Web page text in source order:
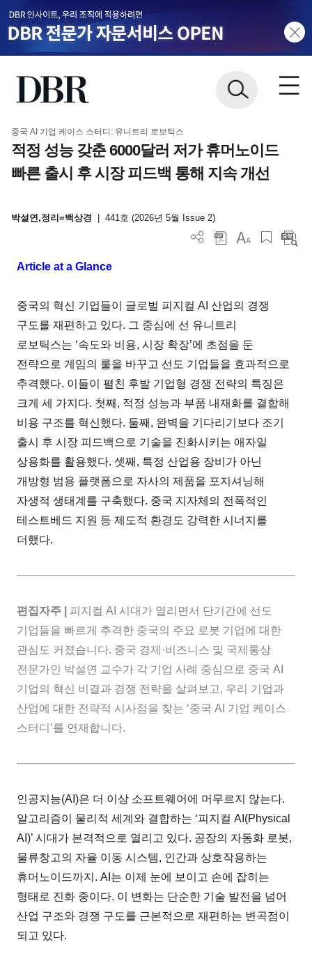
중국 AI 기업 케이스 스터디: 유니트리 로보틱스
적정 성능 갖춘 6000달러 저가 휴머노이드
빠른 출시 후 시장 피드백 통해 지속 개선
박설연,정리=백상경 441호 (2026년 5월 Issue 2)
Article at a Glance
중국의 혁신 기업들이 글로벌 피지컬 AI 산업의 경쟁
구도를 재편하고 있다. 그 중심에 선 유니트리
로보틱스는 ‘속도와 비용, 시장 확장’에 초점을 둔
전략으로 게임의 룰을 바꾸고 선도 기업들을 효과적으로
추격했다. 이들이 펼친 후발 기업형 경쟁 전략의 특징은
크게 세 가지다. 첫째, 적정 성능과 부품 내재화를 결합해
비용 구조를 혁신했다. 둘째, 완벽을 기다리기보다 조기
출시 후 시장 피드백으로 기술을 진화시키는 애자일
상용화를 활용했다. 셋째, 특정 산업용 장비가 아닌
개방형 범용 플랫폼으로 자사의 제품을 포지셔닝해
자생적 생태계를 구축했다. 중국 지자체의 전폭적인
테스트베드 지원 등 제도적 환경도 강력한 시너지를
더했다.
편집자주 |
피지컬 AI 시대가 열리면서 단기간에 선도
기업들을 빠르게 추격한 중국의 주요 로봇 기업에 대한
관심도 커졌습니다. 중국 경제·비즈니스 및 국제통상
전문가인 박설연 교수가 각 기업 사례 중심으로 중국 AI
기업의 혁신 비결과 경쟁 전략을 살펴보고, 우리 기업과
산업에 대한 전략적 시사점을 찾는 ‘중국 AI 기업 케이스
스터디’를 연재합니다.
인공지능(AI)은 더 이상 소프트웨어에 머무르지 않는다.
알고리즘이 물리적 세계와 결합하는 ‘피지컬 AI(Physical
AI)’ 시대가 본격적으로 열리고 있다. 공장의 자동화 로봇,
물류창고의 자율 이동 시스템, 인간과 상호작용하는
휴머노이드까지. AI는 이제 눈에 보이고 손에 잡히는
형태로 진화 중이다. 이 변화는 단순한 기술 발전을 넘어
산업 구조와 경쟁 구도를 근본적으로 재편하는 변곡점이
되고 있다.